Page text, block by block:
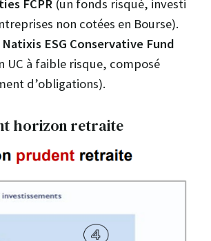
FCPR (un fonds risqué, investi
non cotées en Bourse).
Natixis ESG Conservative Fund
UC à faible risque, composé
d’obligations).
horizon retraite